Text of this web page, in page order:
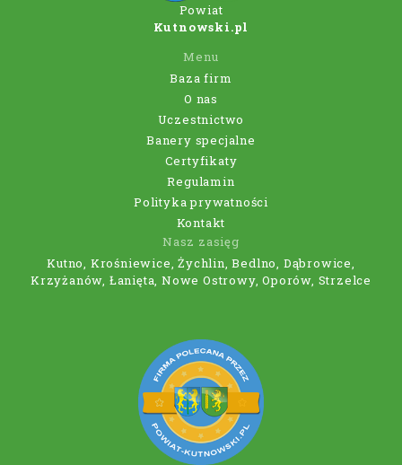
Powiat
Kutnowski.pl
Menu
Baza firm
O nas
Uczestnictwo
Banery specjalne
Certyfikaty
Regulamin
Polityka prywatności
Kontakt
Nasz zasięg
Kutno, Krośniewice, Żychlin, Bedlno, Dąbrowice,
Krzyżanów, Łanięta, Nowe Ostrowy, Oporów, Strzelce